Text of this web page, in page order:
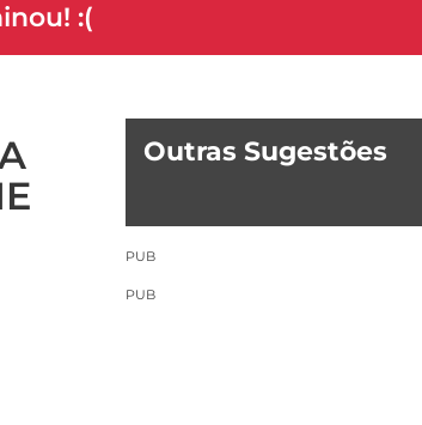
:(
Outras Sugestões
PUB
PUB